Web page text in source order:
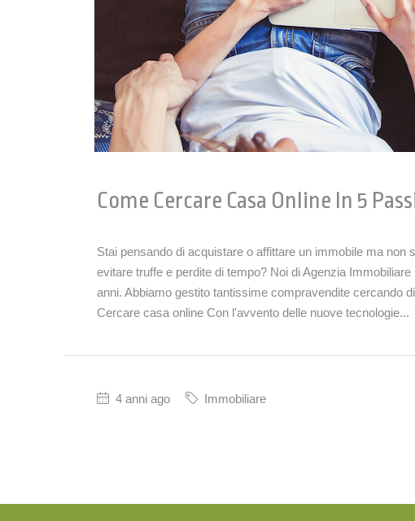
Come Cercare Casa Online In 5
Stai pensando di acquistare o affittare un immobile ma
evitare truffe e perdite di tempo? Noi di Agenzia
anni. Abbiamo gestito tantissime compravendite cercando
Cercare casa online Con l'avvento delle nuove tecnologie...
4 anni ago Immobiliare